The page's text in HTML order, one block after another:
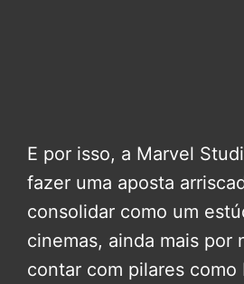
E por isso, a Marvel
fazer uma aposta
consolidar como um
cinemas, ainda mais por
contar com pilares como